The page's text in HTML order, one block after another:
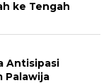
ke Tengah
Antisipasi
Palawija